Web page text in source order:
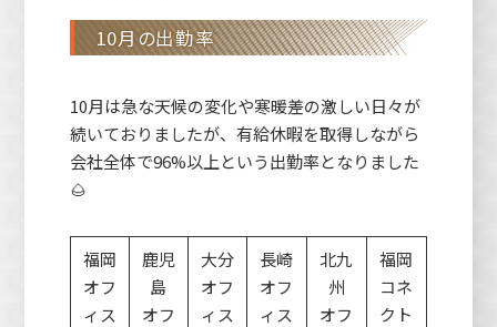
10月の出勤率
10月は急な天候の変化や寒暖差の激しい日々が
続いておりましたが、有給休暇を取得しながら
会社全体で96%以上という出勤率となりました
🌰
福岡
オフ
ィス
鹿児
島
オフ
大分
オフ
ィス
長崎
オフ
ィス
北九
州
オフ
福岡
コネ
クト